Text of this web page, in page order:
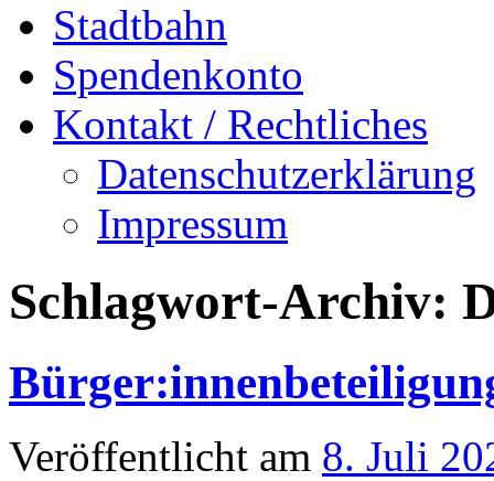
Stadtbahn
Spendenkonto
Kontakt / Rechtliches
Datenschutzerklärung
Impressum
Schlagwort-Archiv:
Veröffentlicht am 8. Juli